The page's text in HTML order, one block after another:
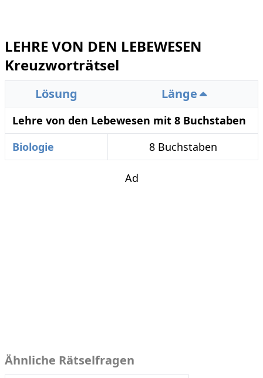
LEHRE VON DEN LEBEWESEN
Kreuzworträtsel
Lösung Länge
Lehre von den Lebewesen mit 8 Buchstaben
Biologie
8 Buchstaben
Ad
Ähnliche Rätselfragen